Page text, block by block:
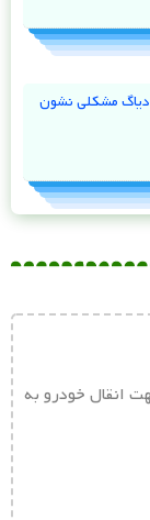
دیاگ مشکلی نشون
انقال خودرو به